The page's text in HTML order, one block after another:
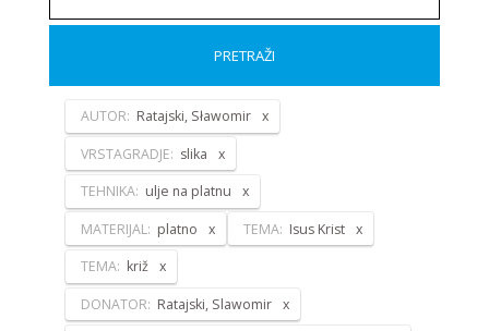
PRETRAŽI
AUTOR: Ratajski, Sławomir
VRSTAGRADJE: slika
TEHNIKA: ulje na platnu
MATERIJAL: platno TEMA: Isus Krist
TEMA: križ
DONATOR: Ratajski, Slawomir